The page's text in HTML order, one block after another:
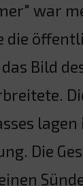
war
die
Bild
Die